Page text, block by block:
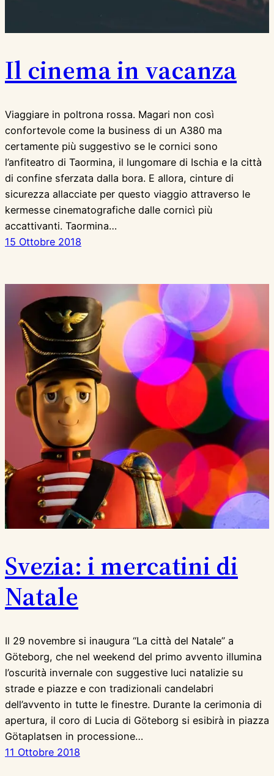
Il cinema in vacanza
Viaggiare in poltrona rossa. Magari non così
confortevole come la business di un A380 ma
certamente più suggestivo se le cornici sono
l’anfiteatro di Taormina, il lungomare di Ischia e la città
di confine sferzata dalla bora. E allora, cinture di
sicurezza allacciate per questo viaggio attraverso le
kermesse cinematografiche dalle cornicì più
accattivanti. Taormina…
15 Ottobre 2018
Svezia: i mercatini di
Natale
Il 29 novembre si inaugura “La città del Natale” a
Göteborg, che nel weekend del primo avvento illumina
l’oscurità invernale con suggestive luci natalizie su
strade e piazze e con tradizionali candelabri
dell’avvento in tutte le finestre. Durante la cerimonia di
apertura, il coro di Lucia di Göteborg si esibirà in piazza
Götaplatsen in processione…
11 Ottobre 2018